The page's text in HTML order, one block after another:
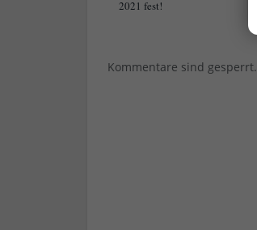
2021 fest!
Kommentare sind gesperrt.